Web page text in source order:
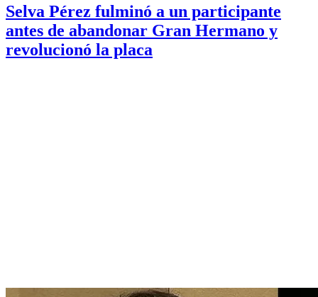
Selva Pérez fulminó a un participante
antes de abandonar Gran Hermano y
revolucionó la placa